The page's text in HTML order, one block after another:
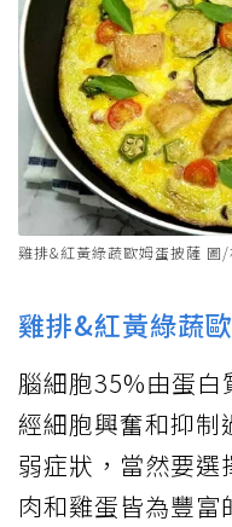
雞排&紅黃綠蔬歐姆蛋披薩 圖
雞排&紅黃綠蔬
腦細胞35%由蛋
經細胞興奮和抑制
弱症狀，當然要選
肉和雞蛋皆為豐